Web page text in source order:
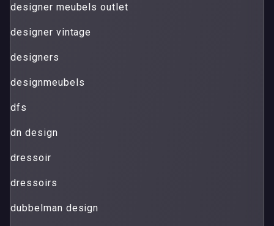
designer meubels outlet
designer vintage
designers
designmeubels
dfs
dn design
dressoir
dressoirs
dubbelman design